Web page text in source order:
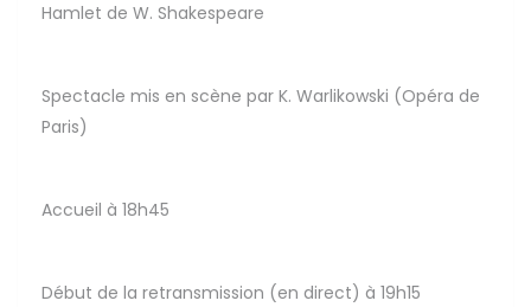
Hamlet de W. Shakespeare
Spectacle mis en scène par K. Warlikowski (Opéra de
Paris)
Accueil à 18h45
Début de la retransmission (en direct) à 19h15